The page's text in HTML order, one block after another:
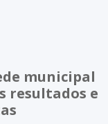
municipal
resultados e